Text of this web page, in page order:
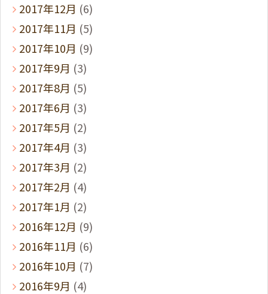
2017年12月 (6)
2017年11月 (5)
2017年10月 (9)
2017年9月 (3)
2017年8月 (5)
2017年6月 (3)
2017年5月 (2)
2017年4月 (3)
2017年3月 (2)
2017年2月 (4)
2017年1月 (2)
2016年12月 (9)
2016年11月 (6)
2016年10月 (7)
2016年9月 (4)